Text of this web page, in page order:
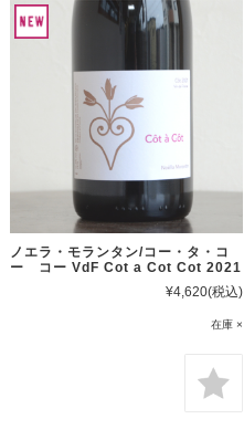
ノエラ・モランタン/コー・タ・コ
ー コー VdF Cot a Cot Cot 2021
¥4,620(税込)
在庫 ×